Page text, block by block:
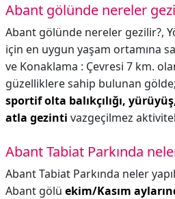
Abant gölünde nereler
Abant gölünde nereler gezilir?,
için en uygun yaşam ortamına
ve Konaklama : Çevresi 7 km.
güzelliklere sahip bulunan gölde;
sportif olta balıkçılığı,
atla gezinti vazgeçilmez
Abant Tabiat Parkında
Abant Tabiat Parkında neler
Abant gölü ekim/Kasım